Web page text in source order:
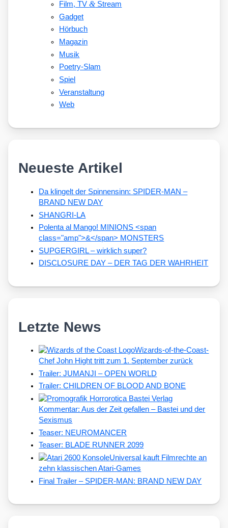
Film, TV&Stream
Gadget
Hörbuch
Magazin
Musik
Poetry-Slam
Spiel
Veranstaltung
Web
Neueste Artikel
Da klingelt der Spinnensinn: SPIDER-MAN –
BRAND NEW DAY
SHANGRI-LA
Polenta al Mango! MINIONS <span
class="amp">&</span> MONSTERS
SUPGERGIRL – wirklich super?
DISCLOSURE DAY – DER TAG DER WAHRHEIT
Letzte News
Wizards-of-the-Coast-
Chef John Hight tritt zum 1. September zurück
Trailer: JUMANJI – OPEN WORLD
Trailer: CHILDREN OF BLOOD AND BONE
Kommentar: Aus der Zeit gefallen – Bastei und der
Sexismus
Teaser: NEUROMANCER
Teaser: BLADE RUNNER 2099
Universal kauft Filmrechte an
zehn klassischen Atari-Games
Final Trailer – SPIDER-MAN: BRAND NEW DAY